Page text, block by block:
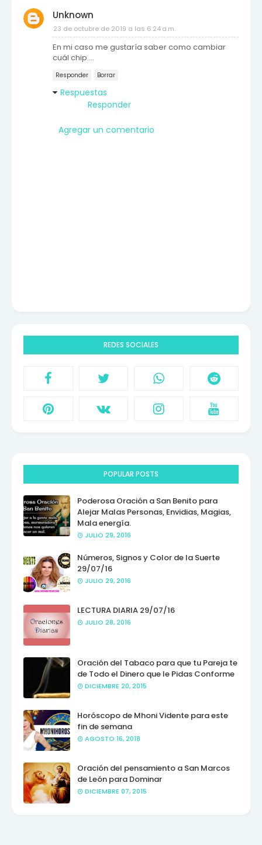
Unknown
23 de octubre de 2019 a las 6:24 a.m.
En mi caso me gustaría saber como cambiar
cuál chip....
Responder Borrar
Respuestas
Responder
Agregar un comentario
REDES SOCIALES
POPULAR POSTS
Poderosa Oración a San Benito para
Alejar Malas Personas, Envidias, Magias,
Mala energía.
JULIO 29, 2016
Números, Signos y Color de la Suerte
29/07/16
JULIO 29, 2016
LECTURA DIARIA 29/07/16
JULIO 28, 2016
Oración del Tabaco para que tu Pareja te
de Todo el Dinero que le Pidas Conforme
DICIEMBRE 20, 2015
Horóscopo de Mhoni Vidente para este
fin de semana
AGOSTO 16, 2018
Oración del pensamiento a San Marcos
de León para Dominar
DICIEMBRE 07, 2015